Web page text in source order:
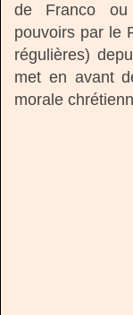
de Franco
pouvoirs par le
régulières)
met en avant
morale